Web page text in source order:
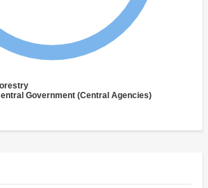
Government (Central Agencies)